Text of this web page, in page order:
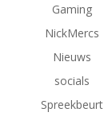
Gaming
NickMercs
Nieuws
socials
Spreekbeurt